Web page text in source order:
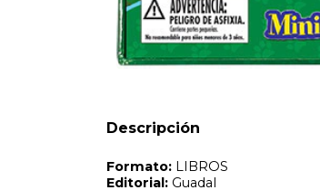
Descripción
Editorial:
Guadal
Encuadernación:Tapa Dura
Idioma:
Español
ISBN:9782764352519
Páginas:12
El entretenido estuche de Mini Diverti-